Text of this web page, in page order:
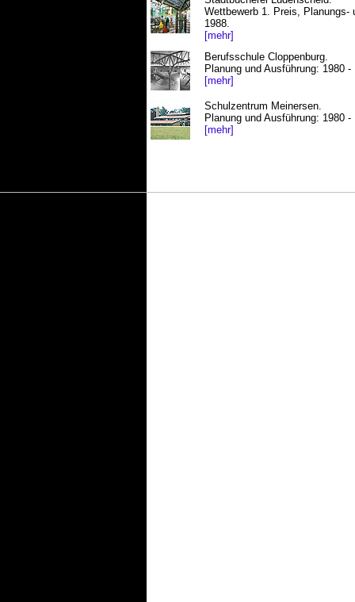
Wettbewerb 1. Preis, Planungs-
1988.
[mehr]
Berufsschule Cloppenburg.
Planung und Ausführung: 1980
[mehr]
Schulzentrum Meinersen.
Planung und Ausführung: 1980
[mehr]